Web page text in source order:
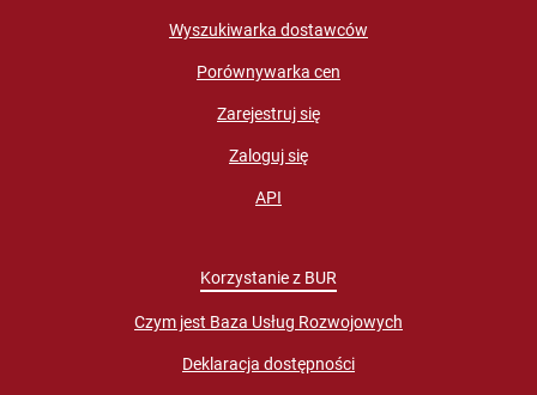
Wyszukiwarka dostawców
Porównywarka cen
Zarejestruj się
Zaloguj się
API
Korzystanie z BUR
Czym jest Baza Usług Rozwojowych
Deklaracja dostępności